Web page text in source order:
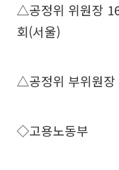
△공정위 위원장
회(서울)
△공정위 부위원장
◇고용노동부